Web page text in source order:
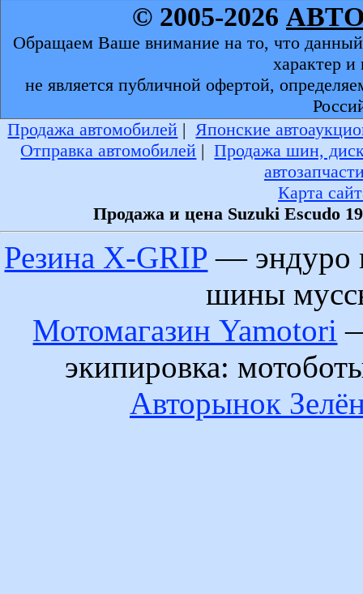
© 2005-2026
Обращаем Ваше внимание на то, что
характер
не является публичной офертой,
Продажа автомобилей | Японские
Отправка автомобилей |Продажа шин,
Карта
Продажа и цена Suzuki Escudo
Резина X-GRIP — эндуро
шины
Мотомагазин Yamotori
экипировка:
Авторынок